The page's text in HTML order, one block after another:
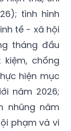
tình hình
tế - xã hội
tháng đầu
chống
hiện mục
năm 2026;
nhũng năm
phạm và vi